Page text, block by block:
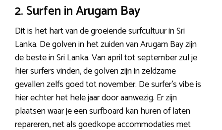
2. Surfen in Arugam Bay
Dit is het hart van de groeiende surfcultuur in Sri
Lanka. De golven in het zuiden van Arugam Bay zijn
de beste in Sri Lanka. Van april tot september zul je
hier surfers vinden, de golven zijn in zeldzame
gevallen zelfs goed tot november. De surfer’s vibe is
hier echter het hele jaar door aanwezig. Er zijn
plaatsen waar je een surfboard kan huren of laten
repareren, net als goedkope accommodaties met